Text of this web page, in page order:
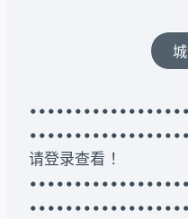
请登录查看 ！